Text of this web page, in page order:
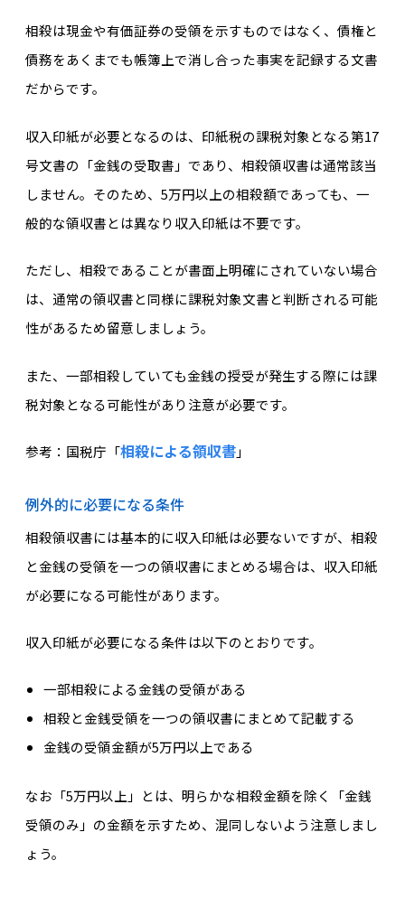
相殺は現金や有価証券の受領を示すものではなく、債権と
債務をあくまでも帳簿上で消し合った事実を記録する文書
だからです。
収入印紙が必要となるのは、印紙税の課税対象となる第17
号文書の「金銭の受取書」であり、相殺領収書は通常該当
しません。そのため、5万円以上の相殺額であっても、一
般的な領収書とは異なり収入印紙は不要です。
ただし、相殺であることが書面上明確にされていない場合
は、通常の領収書と同様に課税対象文書と判断される可能
性があるため留意しましょう。
また、一部相殺していても金銭の授受が発生する際には課
税対象となる可能性があり注意が必要です。
参考：国税庁「相殺による領収書」
例外的に必要になる条件
相殺領収書には基本的に収入印紙は必要ないですが、相殺
と金銭の受領を一つの領収書にまとめる場合は、収入印紙
が必要になる可能性があります。
収入印紙が必要になる条件は以下のとおりです。
一部相殺による金銭の受領がある
相殺と金銭受領を一つの領収書にまとめて記載する
金銭の受領金額が5万円以上である
なお「5万円以上」とは、明らかな相殺金額を除く「金銭
受領のみ」の金額を示すため、混同しないよう注意しまし
ょう。